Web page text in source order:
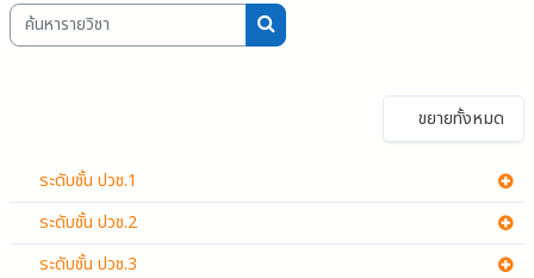
ค้นหารายวิชา
ค้นหารายวิชา
ขยายทั้งหมด
ระดับชั้น ปวช.1
ระดับชั้น ปวช.2
ระดับชั้น ปวช.3